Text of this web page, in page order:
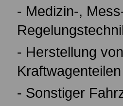
- Medizin-,
- Herstellung
Kraftwagenteilen
- Sonstiger